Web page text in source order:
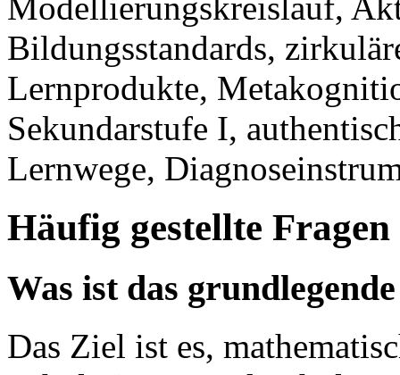
Bildungsstandards,
Lernprodukte,
Sekundarstufe I,
Lernwege,
Häufig gestellte Fragen
Was ist das
Das Ziel ist es,